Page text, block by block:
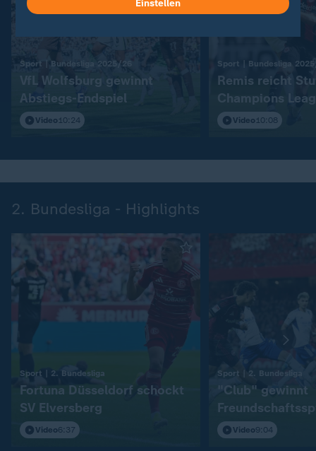
Sport | Bundesliga 2025/26 :
VfL Wolfsburg gewinnt
Abstiegs-Endspiel
Video 10:24
Sport | Bundesliga
Remis reicht
Champions
Video 10:08
2. Bundesliga - Highlights
Sport | 2. Bundesliga
Fortuna Düsseldorf schockt
SV Elversberg
Video6:37
Sport | 2. Bundesliga
"Club" gewinnt
S04Video9:04
Einstellen